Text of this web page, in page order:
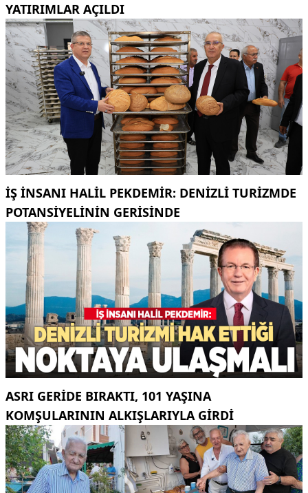
YATIRIMLAR AÇILDI
İŞ INSANI HALIL PEKDEMIR: DENIZLI TURIZMDE
POTANSIYELININ GERISINDE
ASRI GERIDE BIRAKTI, 101 YAŞINA
KOMŞULARININ ALKIŞLARIYLA GIRDI